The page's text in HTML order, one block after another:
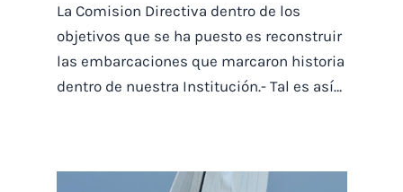
La Comision Directiva dentro de los
objetivos que se ha puesto es reconstruir
las embarcaciones que marcaron historia
dentro de nuestra Institución.- Tal es así…